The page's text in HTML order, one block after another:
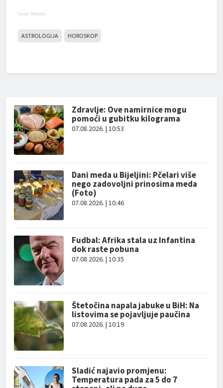
Izvor: Mondo
ASTROLOGIJA HOROSKOP
Zdravlje: Ove namirnice mogu
pomoći u gubitku kilograma
07.08.2026. | 10:53
Dani meda u Bijeljini: Pčelari više
nego zadovoljni prinosima meda
(Foto)
07.08.2026. | 10:46
Fudbal: Afrika stala uz Infantina
dok raste pobuna
07.08.2026. | 10:35
Štetočina napala jabuke u BiH: Na
listovima se pojavljuje paučina
07.08.2026. | 10:19
Sladić najavio promjenu:
Temperatura pada za 5 do 7